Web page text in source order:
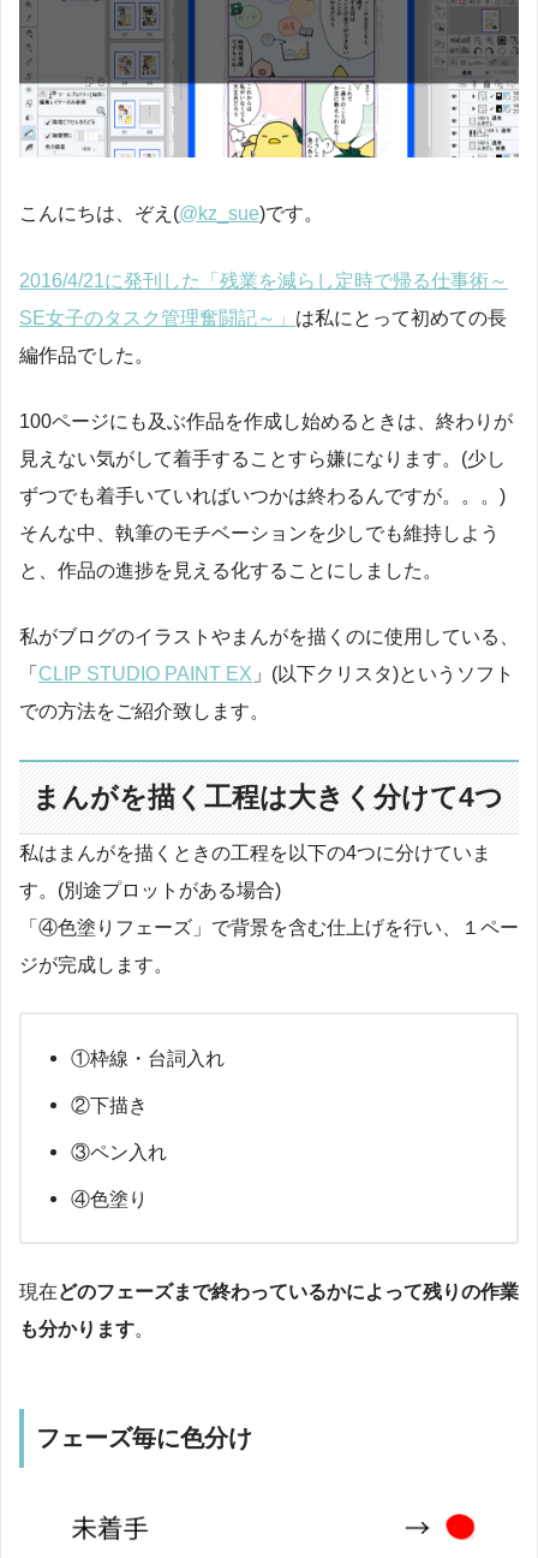
こんにちは、ぞえ(@kz_sue)です。
2016/4/21に発刊した「残業を減らし定時で帰る仕事術～
SE女子のタスク管理奮闘記～」 は私にとって初めての長
編作品でした。
100ページにも及ぶ作品を作成し始めるときは、終わりが
見えない気がして着手することすら嫌になります。(少し
ずつでも着手いていればいつかは終わるんですが。。。)
そんな中、執筆のモチベーションを少しでも維持しよう
と、作品の進捗を見える化することにしました。
私がブログのイラストやまんがを描くのに使用している、
「 CLIP STUDIO PAINT EX 」(以下クリスタ)というソフト
での方法をご紹介致します。
まんがを描く工程は大きく分けて4つ
私はまんがを描くときの工程を以下の4つに分けていま
す。(別途プロットがある場合)
「④色塗りフェーズ」で背景を含む仕上げを行い、１ペー
ジが完成します。
①枠線・台詞入れ
②下描き
③ペン入れ
④色塗り
現在どのフェーズまで終わっているかによって残りの作業
も分かります。
フェーズ毎に色分け